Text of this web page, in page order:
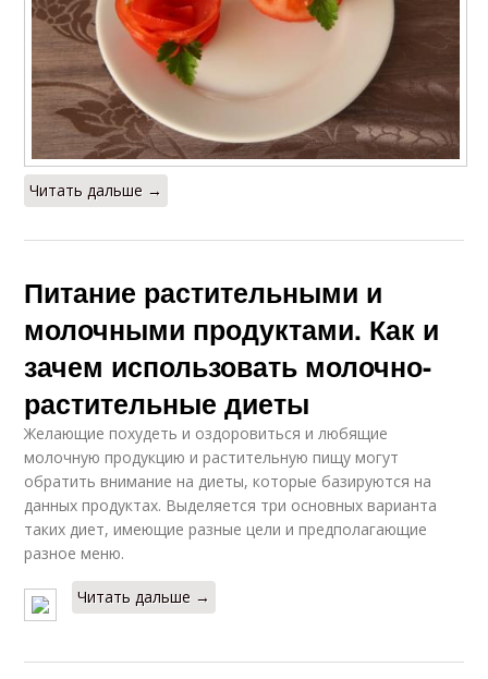
Читать дальше →
Питание растительными и
молочными продуктами. Как и
зачем использовать молочно-
растительные диеты
Желающие похудеть и оздоровиться и любящие
молочную продукцию и растительную пищу могут
обратить внимание на диеты, которые базируются на
данных продуктах. Выделяется три основных варианта
таких диет, имеющие разные цели и предполагающие
разное меню.
Читать дальше →